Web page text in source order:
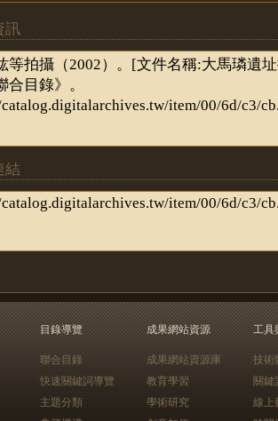
訊
結
目錄導覽
聯合目錄
快速關鍵詞導覽
主題分類
成果網站資源
成果網站資源庫
教育學習
學術研究
工具
技術
關鍵
線上